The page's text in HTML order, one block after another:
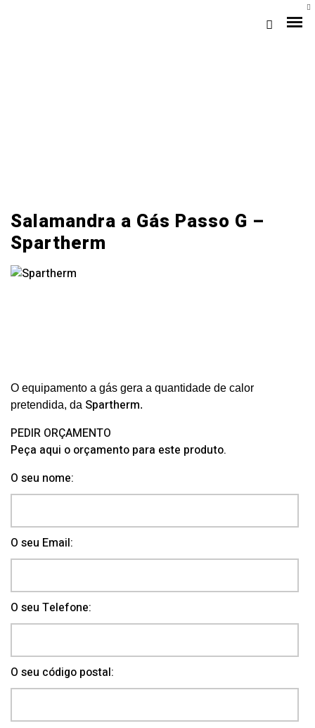
Loja Braga (Sede)
Loja Gaia
Assistência
Salamandra a Gás Passo G –
Spartherm
O equipamento a gás gera a quantidade de calor
pretendida, da Spartherm.
PEDIR ORÇAMENTO
Peça aqui o orçamento para este produto.
O seu nome:
O seu Email:
O seu Telefone:
O seu código postal: